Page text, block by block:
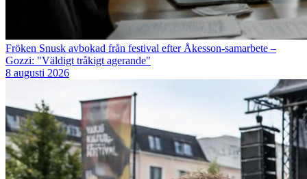
Fröken Snusk avbokad från festival efter Åkesson-samarbete –
Gozzi: "Väldigt tråkigt agerande"
8 augusti 2026